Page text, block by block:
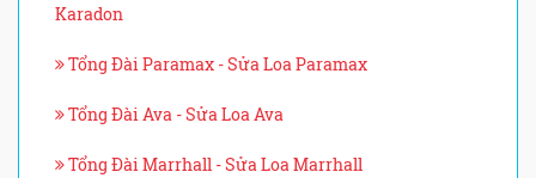
Karadon
Tổng Đài Paramax - Sửa Loa Paramax
Tổng Đài Ava - Sửa Loa Ava
Tổng Đài Marrhall - Sửa Loa Marrhall